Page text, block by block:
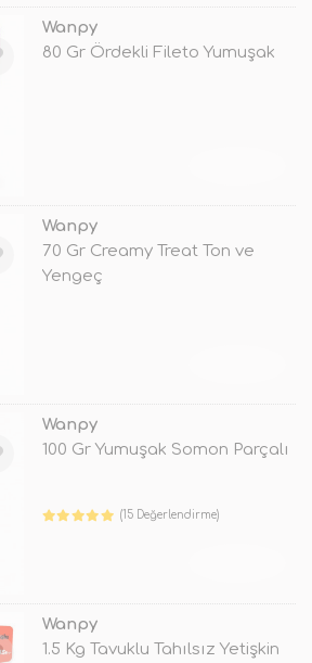
Wanpy
80 Gr Ördekli Fileto Yumuşak
Wanpy
70 Gr Creamy Treat Ton ve
Yengeç
Wanpy
100 Gr Yumuşak Somon Parçalı
(15 Değerlendirme)
Wanpy
1.5 Kg Tavuklu Tahılsız Yetişkin